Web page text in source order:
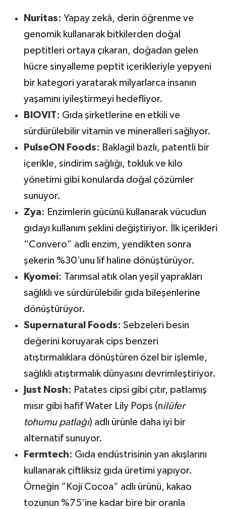
Nuritas: Yapay zekâ, derin öğrenme ve
genomik kullanarak bitkilerden doğal
peptitleri ortaya çıkaran, doğadan gelen
hücre sinyalleme peptit içerikleriyle yepyeni
bir kategori yaratarak milyarlarca insanın
yaşamını iyileştirmeyi hedefliyor.
BIOVIT: Gıda şirketlerine en etkili ve
sürdürülebilir vitamin ve mineralleri sağlıyor.
PulseON Foods: Baklagil bazlı, patentli bir
içerikle, sindirim sağlığı, tokluk ve kilo
yönetimi gibi konularda doğal çözümler
sunuyor.
Zya: Enzimlerin gücünü kullanarak vücudun
gıdayı kullanım şeklini değiştiriyor. İlk içerikleri
“Convero” adlı enzim, yendikten sonra
şekerin %30’unu lif haline dönüştürüyor.
Kyomei: Tarımsal atık olan yeşil yaprakları
sağlıklı ve sürdürülebilir gıda bileşenlerine
dönüştürüyor.
Supernatural Foods: Sebzeleri besin
değerini koruyarak cips benzeri
atıştırmalıklara dönüştüren özel bir işlemle,
sağlıklı atıştırmalık dünyasını devrimleştiriyor.
Just Nosh: Patates cipsi gibi çıtır, patlamış
mısır gibi hafif Water Lily Pops (nilüfer
tohumu patlağı) adlı ürünle daha iyi bir
alternatif sunuyor.
Fermtech: Gıda endüstrisinin yan akışlarını
kullanarak çiftliksiz gıda üretimi yapıyor.
Örneğin “Koji Cocoa” adlı ürünü, kakao
tozunun %75’ine kadar bire bir oranla